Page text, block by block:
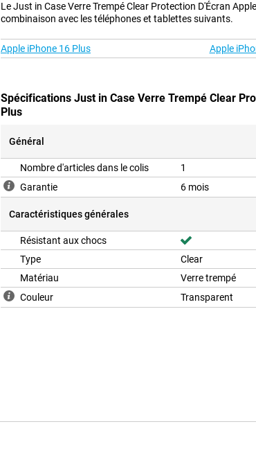
Le Just in Case Verre Trempé Clear Protection D'Écran
combinaison avec les téléphones et tablettes suivants.
Apple iPhone 16 Plus Apple
Spécifications Just in Case Verre Trempé Clear
Plus
Général
Nombre d'articles dans le colis
1
Garantie
6 mois
Caractéristiques générales
Résistant aux chocs
Type
Clear
Matériau
Verre trempé
Couleur
Transparent